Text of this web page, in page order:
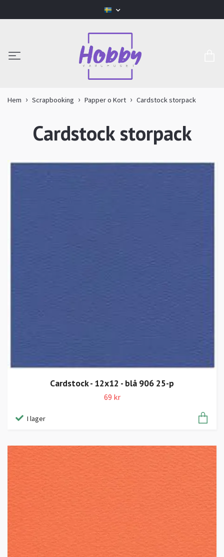
Hem Scrapbooking Papper o Kort Cardstock storpack
Cardstock storpack
Cardstock - 12x12 - blå 906 25-p
69 kr
I lager